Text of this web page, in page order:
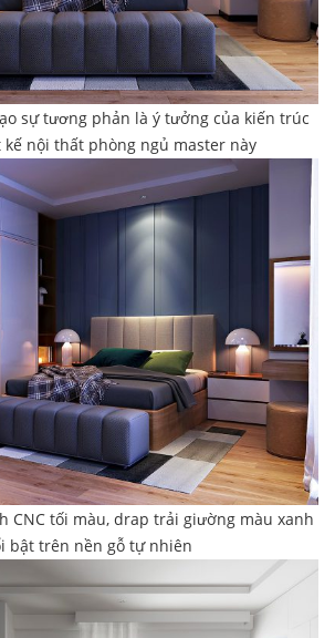
sự tương phản là ý tưởng của kiến trúc
nội thất phòng ngủ master này
CNC tối màu, drap trải giường màu xanh
bật trên nền gỗ tự nhiên